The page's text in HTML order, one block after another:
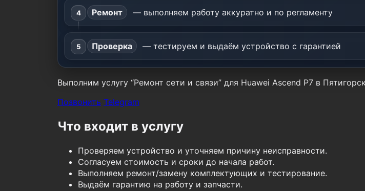
Ремонт — выполняем работу аккуратно и по регламенту
Проверка — тестируем и выдаём устройство с гарантией
Выполним услугу “Ремонт сети и связи” для Huawei Ascend P7 в
Позвонить Telegram
Что входит в услугу
Проверяем устройство и уточняем причину неисправности.
Согласуем стоимость и сроки до начала работ.
Выполняем ремонт/замену комплектующих и тестирование.
Выдаём гарантию на работу и запчасти.